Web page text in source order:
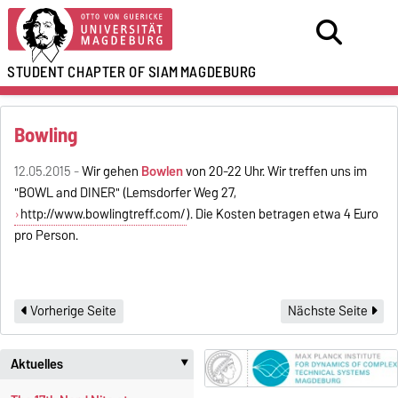
STUDENT CHAPTER OF SIAMMAGDEBURG
Bowling
12.05.2015 -Wir gehen Bowlenvon 20-22 Uhr. Wir treffen uns im
"BOWL and DINER" (Lemsdorfer Weg 27,
http://www.bowlingtreff.com/). Die Kosten betragen etwa 4 Euro
pro Person.
Vorherige Seite Nächste Seite
Aktuelles ‣